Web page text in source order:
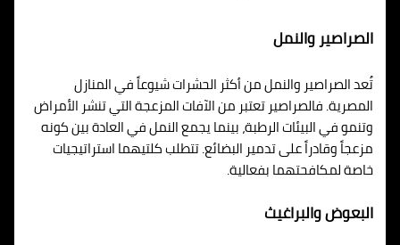
الصراصير والنمل
تُعد الصراصير والنمل من أكثر الحشرات شيوعاً في المنازل
المصرية. فالصراصير تعتبر من الآفات المزعجة التي تنشر الأمراض
وتنمو في البيئات الرطبة، بينما يجمع النمل في العادة بين كونه
مزعجاً وقادراً على تدمير البضائع. تتطلب كلتيهما استراتيجيات
خاصة لمكافحتهما بفعالية.
البعوض والبراغيث